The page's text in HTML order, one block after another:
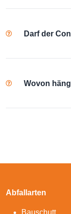
Darf der
Wovon
Abfallarten
Bauschutt